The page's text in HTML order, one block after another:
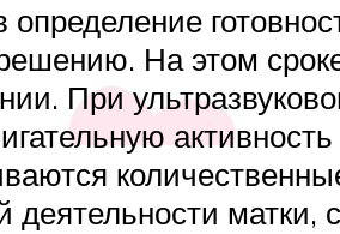
На этом
При
деятельности матки,